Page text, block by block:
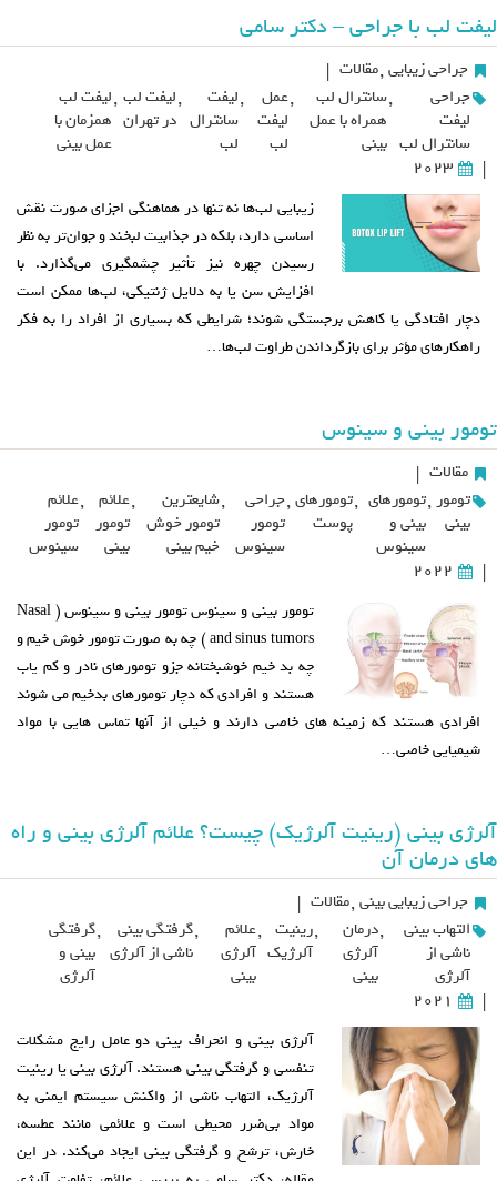
لیفت لب با جراحی – دکتر سامی
جراحی زیبایی ,مقالات |
جراحی
لیفت
سانترال لب
,سانترال لب
همراه با عمل
بینی
,عمل
لیفت
لب
,لیفت
سانترال
لب
,لیفت لب
در تهران
,لیفت لب
همزمان با
عمل بینی
|
2023
زیبایی لب‌ها نه تنها در هماهنگی اجزای صورت نقش
اساسی دارد، بلکه در جذابیت لبخند و جوان‌تر به نظر
رسیدن چهره نیز تأثیر چشمگیری می‌گذارد. با
افزایش سن یا به دلایل ژنتیکی، لب‌ها ممکن است
دچار افتادگی یا کاهش برجستگی شوند؛ شرایطی که بسیاری از افراد را به فکر
راهکارهای مؤثر برای بازگرداندن طراوت لب‌ها…
تومور بینی و سینوس
مقالات |
تومور
بینی
,تومورهای
بینی و
سینوس
,تومورهای
پوست
,جراحی
تومور
سینوس
,شایعترین
تومور خوش
خیم بینی
,علائم
تومور
بینی
,علائم
تومور
سینوس
|
2022
تومور بینی و سینوس تومور بینی و سینوس ( Nasal
and sinus tumors ) چه به صورت تومور خوش خیم و
چه بد خیم خوشبختانه جزو تومورهای نادر و کم یاب
هستند و افرادی که دچار تومورهای بدخیم می شوند
افرادی هستند که زمینه های خاصی دارند و خیلی از آنها تماس هایی با مواد
شیمیایی خاصی…
آلرژی بینی (رینیت آلرژیک) چیست؟ علائم آلرژی بینی و راه
های درمان آن
جراحی زیبایی بینی ,مقالات |
التهاب بینی
ناشی از
آلرژی
,درمان
آلرژی
بینی
,رینیت
آلرژیک
,علائم
آلرژی
بینی
,گرفتگی بینی
ناشی از آلرژی
,گرفتگی
بینی و
آلرژی
|
2021
آلرژی بینی و انحراف بینی دو عامل رایج مشکلات
تنفسی و گرفتگی بینی هستند. آلرژی بینی یا رینیت
آلرژیک، التهاب ناشی از واکنش سیستم ایمنی به
مواد بی‌ضرر محیطی است و علائمی مانند عطسه،
خارش، ترشح و گرفتگی بینی ایجاد می‌کند. در این